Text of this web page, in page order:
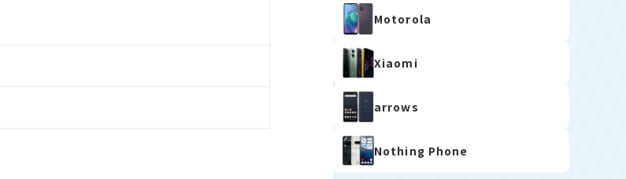
Motorola
Xiaomi
arrows
Nothing Phone